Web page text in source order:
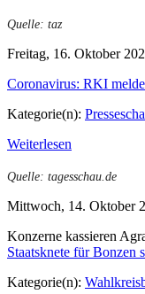
Quelle: taz
Freitag, 16. Oktober
Coronavirus: RKI
Kategorie(n):
Weiterlesen
Quelle: tagesschau.de
Mittwoch, 14. Oktober
Konzerne kassieren
Staatsknete für Bonzen
Kategorie(n):